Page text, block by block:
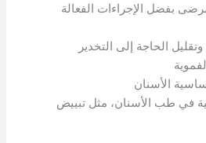
بفضل الإجراءات الفعالة
الحاجة إلى التخدير
الأسنان
في طب الأسنان، مثل تبييض